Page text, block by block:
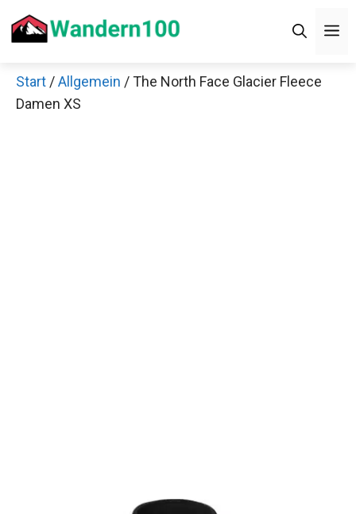
Inhalt
Start /Allgemein / The North Face Glacier Fleece
Damen XS